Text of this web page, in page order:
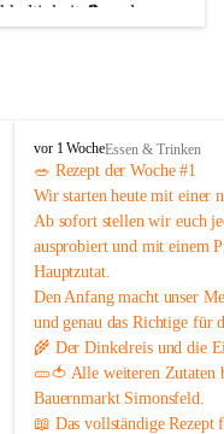
♻️ und
Berge 🏞️
der Natur 🌿🌤️.
echtes
P
o
p
p
a
u
e
r
n
h
o
f
vor 1 WocheEssen & Trinken
🥗 Rezept der Woche #1
Wir starten heute mit einer
Ab sofort stellen wir euch
ausprobiert und mit einem
Hauptzutat.
Den Anfang macht unser
und genau das Richtige für
🌾 Der Dinkelreis und die
🥒🍅 Alle weiteren Zutaten
Bauernmarkt Simonsfeld.
📖 Das vollständige Rezept